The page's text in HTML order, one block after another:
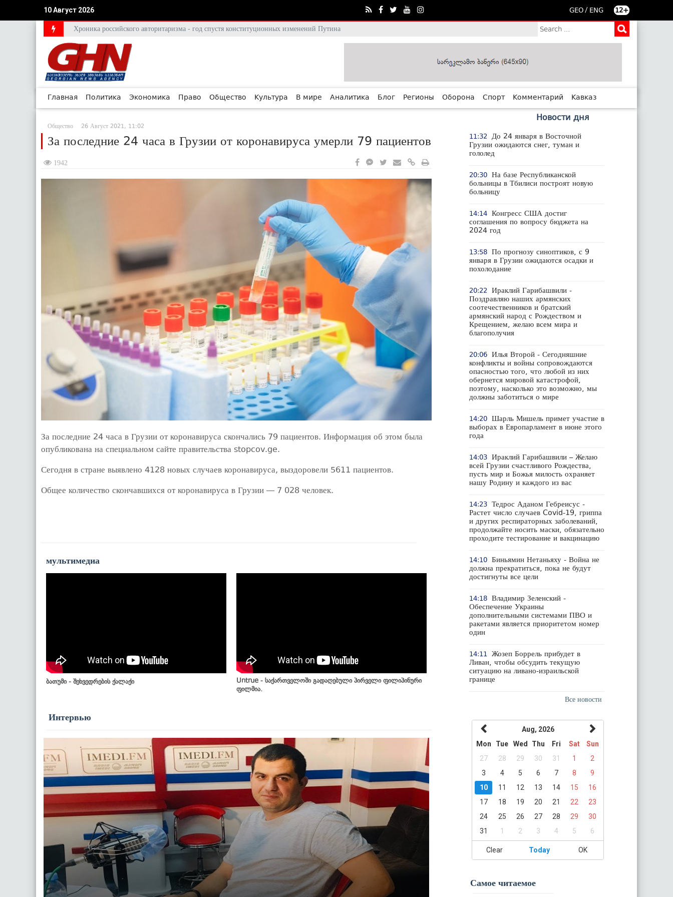
10 Август 2026 GEO / ENG 12+
Хроника российского авторитаризма - год спустя конституционных изменений Путина
Главная Политика Экономика Право Общество Культура В мире Аналитика Блог Регионы Оборона Спорт Комментарий Кавказ
Общество 26 Август 2021, 11:02
За последние 24 часа в Грузии от коронавируса умерли 79 пациентов
1942
За последние 24 часа в Грузии от коронавируса скончались 79 пациентов. Информация об этом была
опубликована на специальном сайте правительства stopcov.ge.
Сегодня в стране выявлено 4128 новых случаев коронавируса, выздоровели 5611 пациентов.
Общее количество скончавшихся от коронавируса в Грузии — 7 028 человек.
мультимедиа
ბათუმი - შეხვედრების ქალაქი
Untrue - საქართველოში გადაღებული პირველი ფილიპინური
ფილმია.
Интервью
Новости дня
11:32
До 24 января в Восточной
Грузии ожидаются снег, туман и
гололед
20:30 На базе Республиканской
больницы в Тбилиси построят новую
больницу
14:14 Конгресс США достиг
соглашения по вопросу бюджета на
2024 год
13:58 По прогнозу синоптиков, с 9
января в Грузии ожидаются осадки и
похолодание
20:22
Ираклий Гарибашвили -
Поздравляю наших армянских
соотечественников и братский
армянский народ с Рождеством и
Крещением, желаю всем мира и
благополучия
20:06 Илья Второй - Сегодняшние
конфликты и войны сопровождаются
опасностью того, что любой из них
обернется мировой катастрофой,
поэтому, насколько это возможно, мы
должны заботиться о мире
14:20 Шарль Мишель примет участие в
выборах в Европарламент в июне этого
года
14:03 Ираклий Гарибашвили – Желаю
всей Грузии счастливого Рождества,
пусть мир и Божья милость охраняет
нашу Родину и каждого из вас
14:23 Тедрос Аданом Гебреисус -
Растет число случаев Covid-19, гриппа
и других респираторных заболеваний,
продолжайте носить маски, обязательно
проходите тестирование и вакцинацию
14:10 Биньямин Нетаньяху - Война не
должна прекратиться, пока не будут
достигнуты все цели
14:18 Владимир Зеленский -
Обеспечение Украины
дополнительными системами ПВО и
ракетами является приоритетом номер
один
14:11
Жозеп Боррель прибудет в
Ливан, чтобы обсудить текущую
ситуацию на ливано-израильской
границе
Все новости
Aug, 2026
Mon
Tue Wed Thu Fri Sat
Sun
27
28 29 30 31 1
2
3
4 5 6 7 8
9
10
11 12 13 14 15
16
17
18 19 20 21 22
23
24
25 26 27 28 29
30
31
1 2 3 4 5 6
Clear Today OK
Самое читаемое